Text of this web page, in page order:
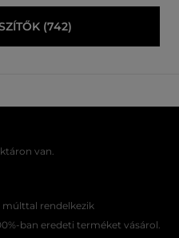
(742)
van.
múlttal rendelkezik
ban eredeti terméket vásárol.